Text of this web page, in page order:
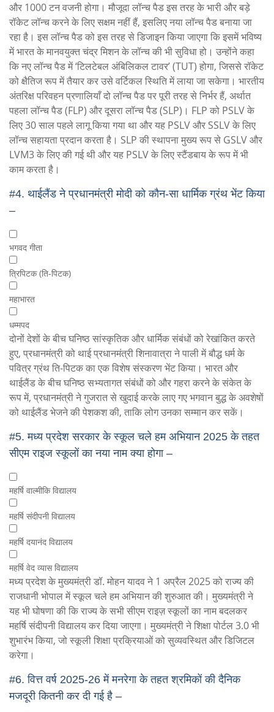
और 1000 टन वजनी होगा। मौजूदा लॉन्च पैड इस तरह के भारी और बड़े
रॉकेट लॉन्च करने के लिए सक्षम नहीं हैं, इसलिए नया लॉन्च पैड बनाया जा
रहा है। इस लॉन्च पैड को इस तरह से डिजाइन किया जाएगा कि इसमें भविष्य
में भारत के मानवयुक्त चंद्र मिशन के लॉन्च की भी सुविधा हो। उन्होंने कहा
कि नए लॉन्च पैड में ‘टिलटेबल अंबिलिकल टावर’ (TUT) होगा, जिससे रॉकेट
को क्षैतिज रूप में तैयार कर उसे वर्टिकल स्थिति में लाया जा सकेगा। भारतीय
अंतरिक्ष परिवहन प्रणालियाँ दो लॉन्च पैड पर पूरी तरह से निर्भर हैं, अर्थात
पहला लॉन्च पैड (FLP) और दूसरा लॉन्च पैड (SLP)। FLP को PSLV के
लिए 30 साल पहले लागू किया गया था और यह PSLV और SSLV के लिए
लॉन्च सहायता प्रदान करता है। SLP की स्थापना मुख्य रूप से GSLV और
LVM3 के लिए की गई थी और यह PSLV के लिए स्टैंडबाय के रूप में भी
काम करता है।
#4. थाईलैंड ने प्रधानमंत्री मोदी को कौन-सा धार्मिक ग्रंथ भेंट किया
–
भगवद गीता
त्रिपिटक (ति-पिटक)
महाभारत
धम्मपद
दोनों देशों के बीच घनिष्ठ सांस्कृतिक और धार्मिक संबंधों को रेखांकित करते
हुए, प्रधानमंत्री को थाई प्रधानमंत्री शिनावात्रा ने पाली में बौद्ध धर्म के
पवित्र ग्रंथ ति-पिटक का एक विशेष संस्करण भेंट किया। भारत और
थाईलैंड के बीच घनिष्ठ सभ्यतागत संबंधों को और गहरा करने के संकेत के
रूप में, प्रधानमंत्री ने गुजरात से खुदाई करके लाए गए भगवान बुद्ध के अवशेषों
को थाईलैंड भेजने की पेशकश की, ताकि लोग उनका सम्मान कर सकें।
#5. मध्य प्रदेश सरकार के स्कूल चले हम अभियान 2025 के तहत
सीएम राइज स्कूलों का नया नाम क्या होगा –
महर्षि वाल्मीकि विद्यालय
महर्षि संदीपनी विद्यालय
महर्षि दयानंद विद्यालय
महर्षि वेद व्यास विद्यालय
मध्य प्रदेश के मुख्यमंत्री डॉ. मोहन यादव ने 1 अप्रैल 2025 को राज्य की
राजधानी भोपाल में स्कूल चले हम अभियान की शुरुआत की। मुख्यमंत्री ने
यह भी घोषणा की कि राज्य के सभी सीएम राइज़ स्कूलों का नाम बदलकर
महर्षि संदीपनी विद्यालय कर दिया जाएगा। मुख्यमंत्री ने शिक्षा पोर्टल 3.0 भी
शुभारंभ किया, जो स्कूली शिक्षा प्रक्रियाओं को सुव्यवस्थित और डिजिटल
करेगा।
#6. वित्त वर्ष 2025-26 में मनरेगा के तहत श्रमिकों की दैनिक
मजदूरी कितनी कर दी गई है –